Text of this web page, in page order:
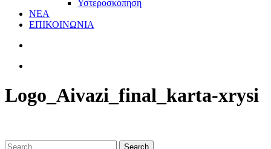
Υστεροσκόπηση
ΝΕΑ
ΕΠΙΚΟΙΝΩΝΙΑ
Logo_Aivazi_final_karta-xrysi
Search